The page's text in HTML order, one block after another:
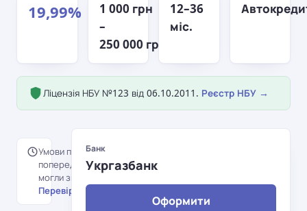
19,99%
1 000 грн
–
250 000 грн
12–36
міс.
Ліцензія НБУ №123 від 06.10.2011. Реєстр НБУ →
Умови перенесені з
попередньої версії порталу й
могли змінитися.
Перевірити на сайті банку →
Банк
Укргазбанк
Оформити